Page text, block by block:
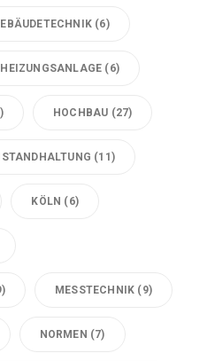
(6)
HEIZUNGSANLAGE (6)
HOCHBAU (27)
(11)
KÖLN (6)
MESSTECHNIK (9)
NORMEN (7)